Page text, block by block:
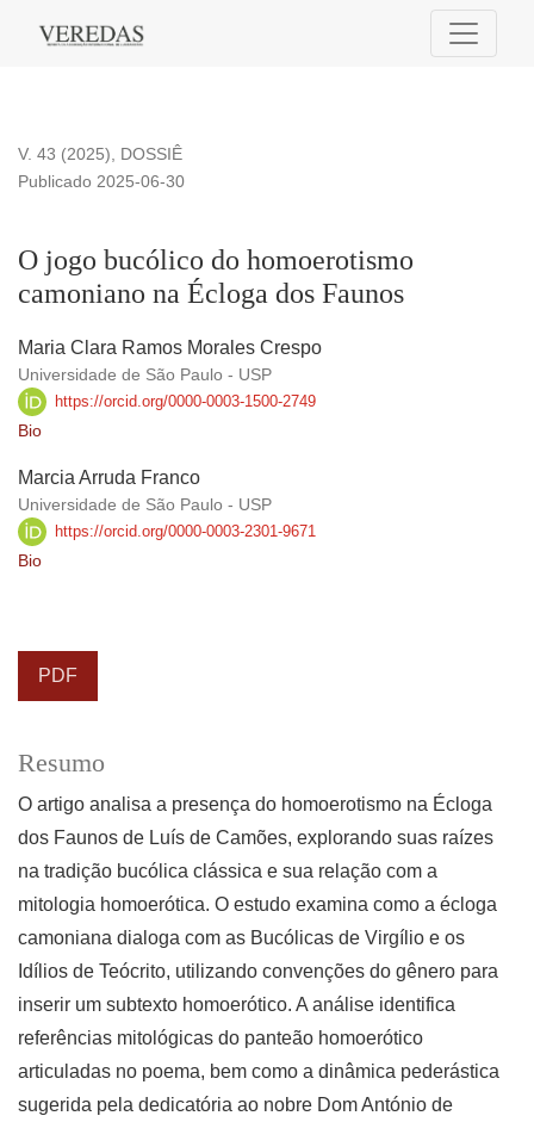
O jogo bucólico do homoerotismo camoniano na Écloga dos
V. 43 (2025), DOSSIÊ
O jogo bucólico do homoerotismo
camoniano na Écloga dos Faunos
Publicado 2025-06-30
Maria Clara Ramos Morales Crespo
Universidade de São Paulo - USP
https://orcid.org/0000-0003-1500-2749
Bio
Marcia Arruda Franco
Universidade de São Paulo - USP
https://orcid.org/0000-0003-2301-9671
Bio
PDF
Resumo
O artigo analisa a presença do homoerotismo na Écloga
dos Faunos de Luís de Camões, explorando suas raízes
na tradição bucólica clássica e sua relação com a
mitologia homoerótica. O estudo examina como a écloga
camoniana dialoga com as Bucólicas de Virgílio e os
Idílios de Teócrito, utilizando convenções do gênero para
inserir um subtexto homoerótico. A análise identifica
referências mitológicas do panteão homoerótico
articuladas no poema, bem como a dinâmica pederástica
sugerida pela dedicatória ao nobre Dom António de